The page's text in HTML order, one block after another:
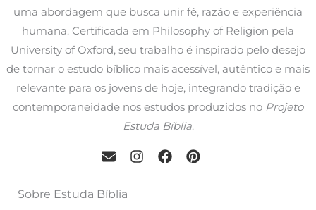
uma abordagem que busca unir fé, razão e experiência
humana. Certificada em Philosophy of Religion pela
University of Oxford, seu trabalho é inspirado pelo desejo
de tornar o estudo bíblico mais acessível, autêntico e mais
relevante para os jovens de hoje, integrando tradição e
contemporaneidade nos estudos produzidos no Projeto
Estuda Bíblia.
Sobre Estuda Bíblia